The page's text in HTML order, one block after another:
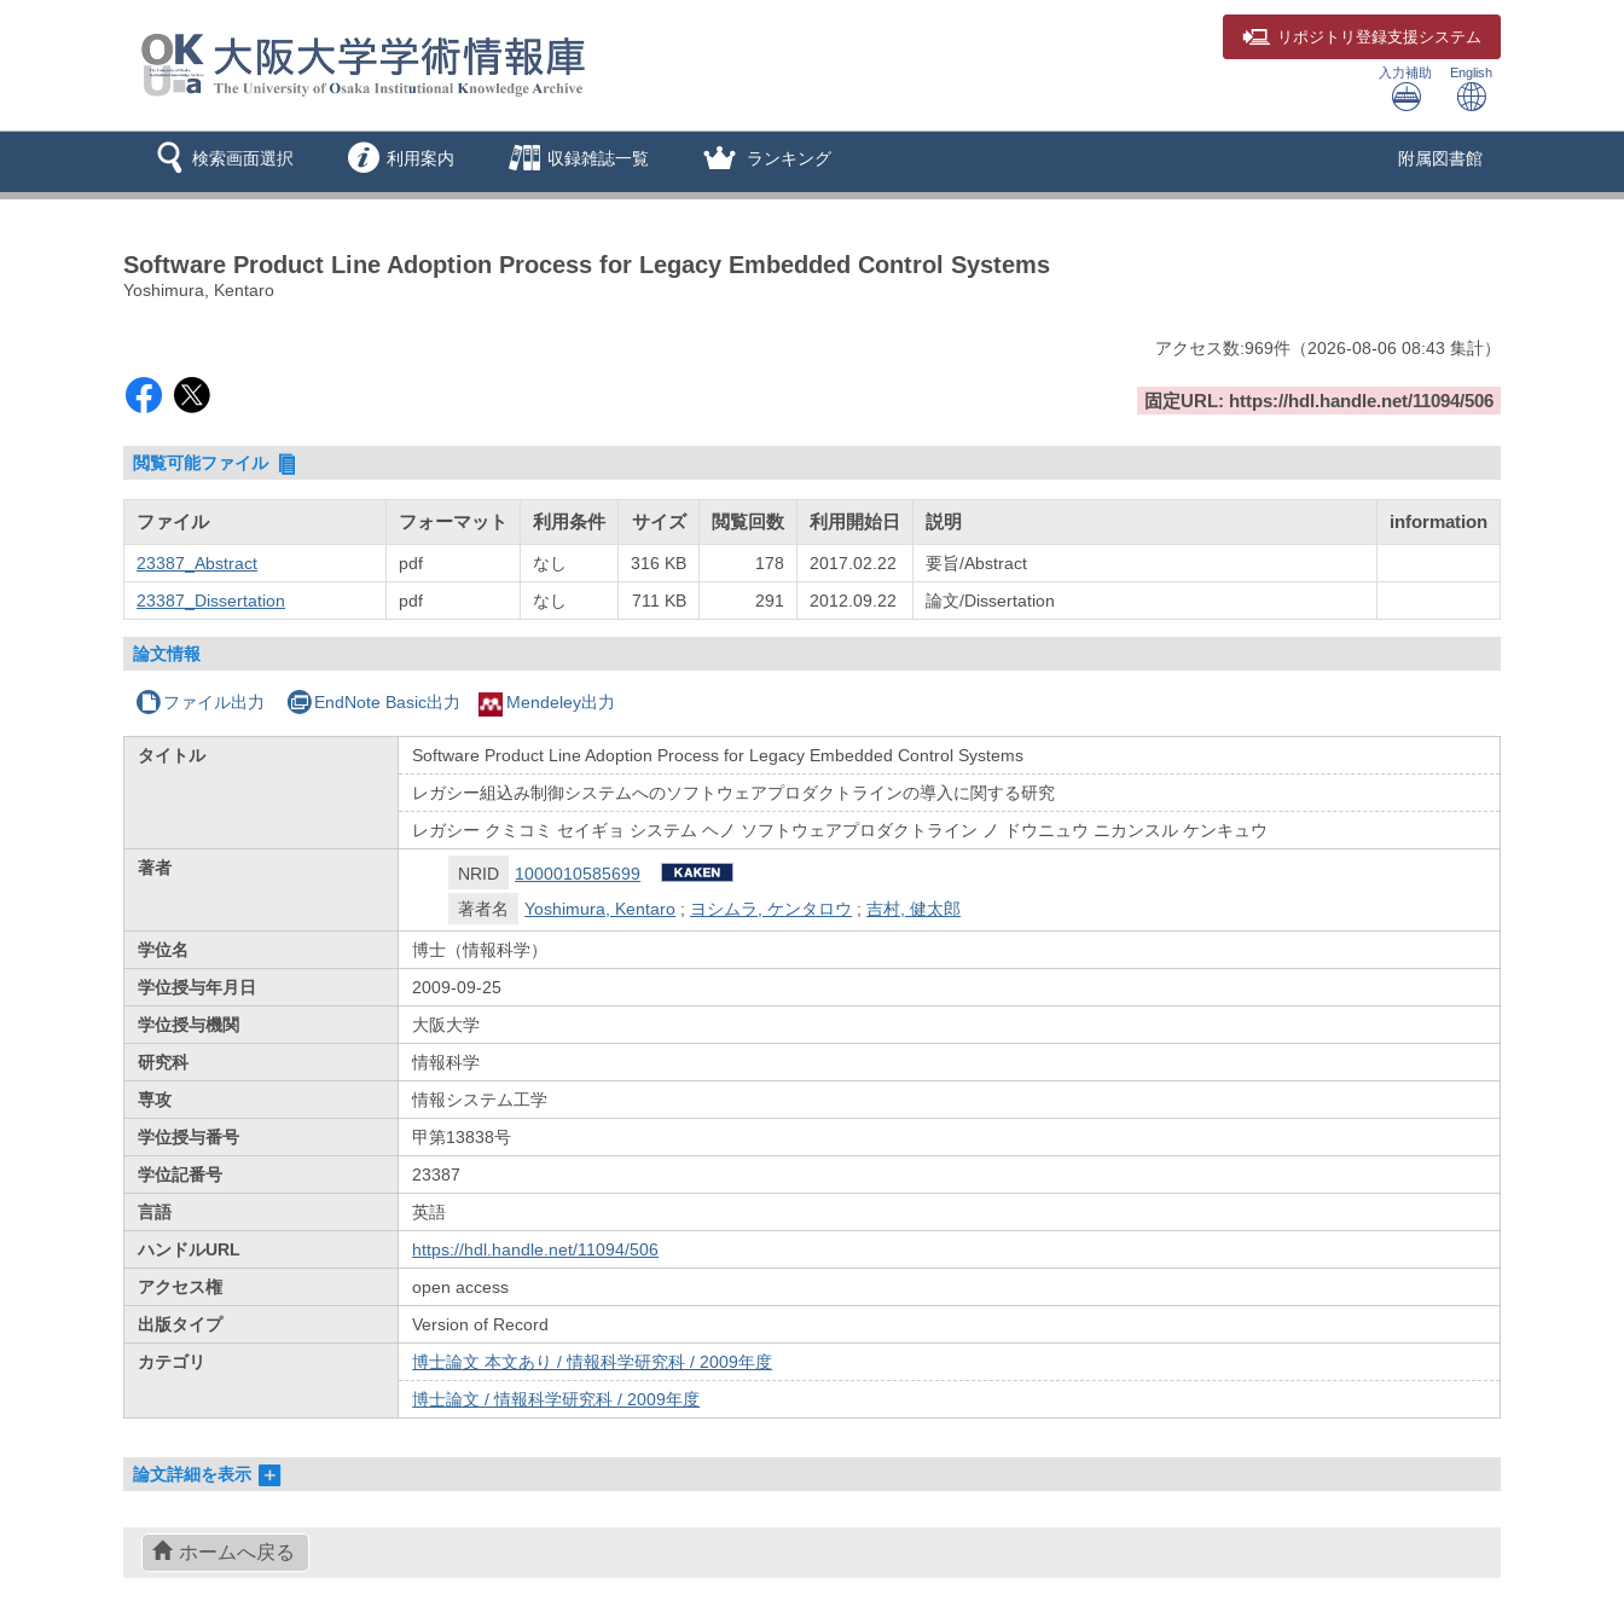
リポジトリ 登録支援システム
入力補助 English
検索画面選択 利用案内 収録雑誌一覧 ランキング 附属図書館
Software Product Line Adoption Process for Legacy Embedded Control Systems
Yoshimura, Kentaro
アクセス数:969件 （2026-08-06 08:43 集計）
固定URL: https://hdl.handle.net/11094/506
閲覧可能ファイル
ファイル フォーマット 利用条件 サイズ 閲覧回数 利用開始日 説明 information
23387_Abstract pdf なし 316 KB 178 2017.02.22
要旨/Abstract
23387_Dissertation
pdf なし 711 KB 291 2012.09.22 論文/Dissertation
論文情報
ファイル出力 EndNote Basic出力 Mendeley出力
タイトル
Software Product Line Adoption Process for Legacy Embedded Control Systems
レガシー組込み制御システムへのソフトウェアプロダクトラインの導入に関する研究
レガシー クミコミ セイギョ システム ヘノ ソフトウェアプロダクトライン ノ ドウニュウ ニカンスル ケンキュウ
著者
NRID
1000010585699
著者名
Yoshimura, Kentaro ; ヨシムラ, ケンタロウ ;吉村, 健太郎
学位名
博士（情報科学）
学位授与年月日
2009-09-25
学位授与機関
大阪大学
研究科
情報科学
専攻
情報システム工学
学位授与番号
甲第13838号
学位記番号
23387
言語
英語
ハンドルURL
https://hdl.handle.net/11094/506
アクセス権
open access
出版タイプ
Version of Record
カテゴリ
博士論文 本文あり / 情報科学研究科 / 2009年度
博士論文 / 情報科学研究科 / 2009年度
論文詳細を表示
ホームへ戻る